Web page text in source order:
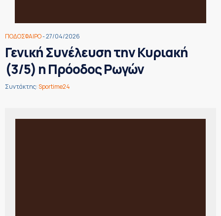
ΠΟΔΟΣΦΑΙΡΟ- 27/04/2026
Γενική Συνέλευση την Κυριακή
(3/5) η Πρόοδος Ρωγών
Συντάκτης:Sportime24